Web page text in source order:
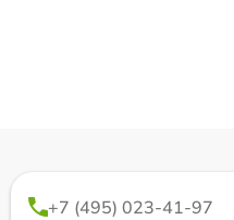
+7 (495) 023-41-97